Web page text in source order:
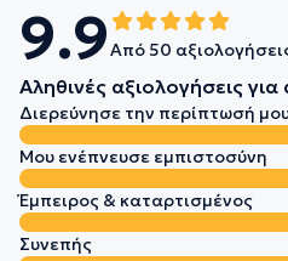
9.9Από 50
Αληθινές αξιολογήσεις
Διερεύνησε την περίπτωσή
Μου ενέπνευσε εμπιστοσύνη
Έμπειρος & καταρτισμένος
Συνεπής